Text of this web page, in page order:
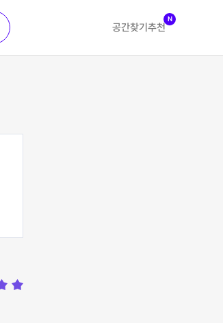
공간찾기 추천
N